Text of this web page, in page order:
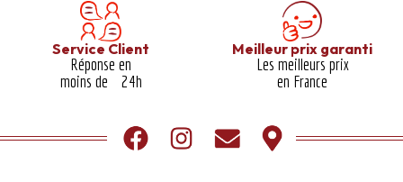
Service Client
Réponse en
moins de 24h
Meilleur prix garanti​
Les meilleurs prix
en France